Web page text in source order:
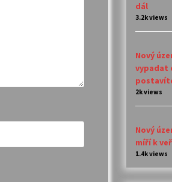
dál
3.2k views
Nový
vypadat
2k views
Nový
míří k
1.4k views